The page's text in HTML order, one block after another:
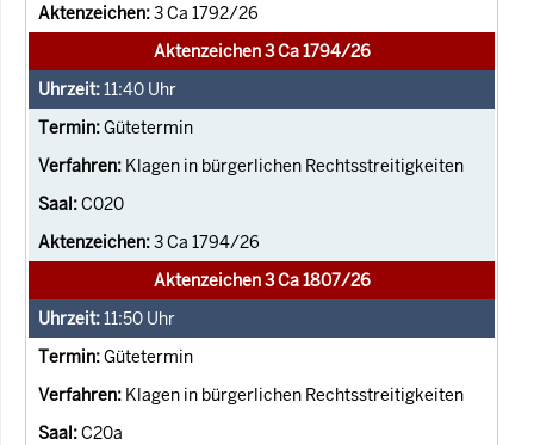
3 Ca 1792/26
Aktenzeichen 3 Ca 1794/26
11:40 Uhr
Gütetermin
Klagen in bürgerlichen Rechtsstreitigkeiten
C020
3 Ca 1794/26
Aktenzeichen 3 Ca 1807/26
11:50 Uhr
Gütetermin
Klagen in bürgerlichen Rechtsstreitigkeiten
C20a